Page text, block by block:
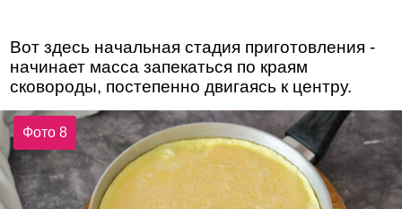
Вот здесь начальная стадия приготовления -
начинает масса запекаться по краям
сковороды, постепенно двигаясь к центру.
Фото 8